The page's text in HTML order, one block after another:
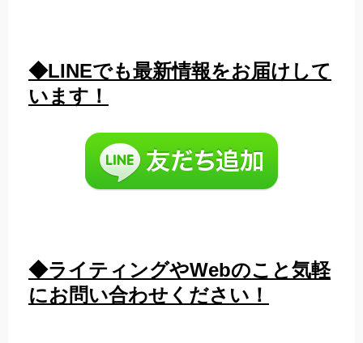
◆LINEでも最新情報をお届けして
います！
◆ライティングやWebのこと気軽
にお問い合わせください！